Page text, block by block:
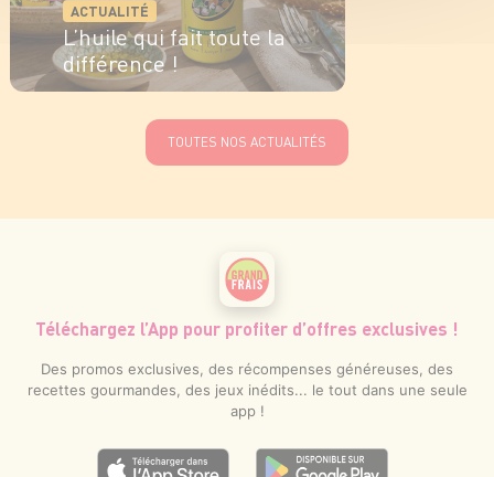
ACTUALITÉ
L’huile qui fait toute la
différence !
TOUTES NOS ACTUALITÉS
Téléchargez l’App pour profiter d’offres exclusives !
Des promos exclusives, des récompenses généreuses, des
recettes gourmandes, des jeux inédits... le tout dans une seule
app !